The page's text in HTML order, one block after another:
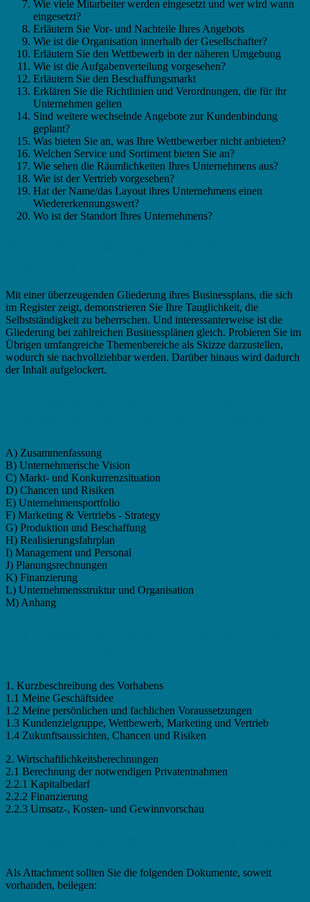
Wie viele Mitarbeiter werden eingesetzt und wer wird wann
eingesetzt?
Erläutern Sie Vor- und Nachteile Ihres Angebots
Wie ist die Organisation innerhalb der Gesellschafter?
Erläutern Sie den Wettbewerb in der näheren Umgebung
Wie ist die Aufgabenverteilung vorgesehen?
Erläutern Sie den Beschaffungsmarkt
Erklären Sie die Richtlinien und Verordnungen, die für ihr
Unternehmen gelten
Sind weitere wechselnde Angebote zur Kundenbindung
geplant?
Was bieten Sie an, was Ihre Wettbewerber nicht anbieten?
Welchen Service und Sortiment bieten Sie an?
Wie sehen die Räumlichkeiten Ihres Unternehmens aus?
Wie ist der Vertrieb vorgesehen?
Hat der Name/das Layout ihres Unternehmens einen
Wiedererkennungswert?
Wo ist der Standort Ihres Unternehmens?
Mit einer überzeugenden Gliederung ihres Businessplans, die sich
im Register zeigt, demonstrieren Sie Ihre Tauglichkeit, die
Selbstständigkeit zu beherrschen. Und interessanterweise ist die
Gliederung bei zahlreichen Businessplänen gleich. Probieren Sie im
Übrigen umfangreiche Themenbereiche als Skizze darzustellen,
wodurch sie nachvollziehbar werden. Darüber hinaus wird dadurch
der Inhalt aufgelockert.
A) Zusammenfassung
B) Unternehmerische Vision
C) Markt- und Konkurrenzsituation
D) Chancen und Risiken
E) Unternehmensportfolio
F) Marketing & Vertriebs - Strategy
G) Produktion und Beschaffung
H) Realisierungsfahrplan
I) Management und Personal
J) Planungsrechnungen
K) Finanzierung
L) Unternehmensstruktur und Organisation
M) Anhang
1. Kurzbeschreibung des Vorhabens
1.1 Meine Geschäftsidee
1.2 Meine persönlichen und fachlichen Voraussetzungen
1.3 Kundenzielgruppe, Wettbewerb, Marketing und Vertrieb
1.4 Zukunftsaussichten, Chancen und Risiken
2. Wirtschaftlichkeitsberechnungen
2.1 Berechnung der notwendigen Privatentnahmen
2.2.1 Kapitalbedarf
2.2.2 Finanzierung
2.2.3 Umsatz-, Kosten- und Gewinnvorschau
Als Attachment sollten Sie die folgenden Dokumente, soweit
vorhanden, beilegen: